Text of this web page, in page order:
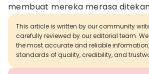
membuat mereka merasa
This article is written by our community
carefully reviewed by our editorial team.
the most accurate and reliable
standards of quality, credibility, and